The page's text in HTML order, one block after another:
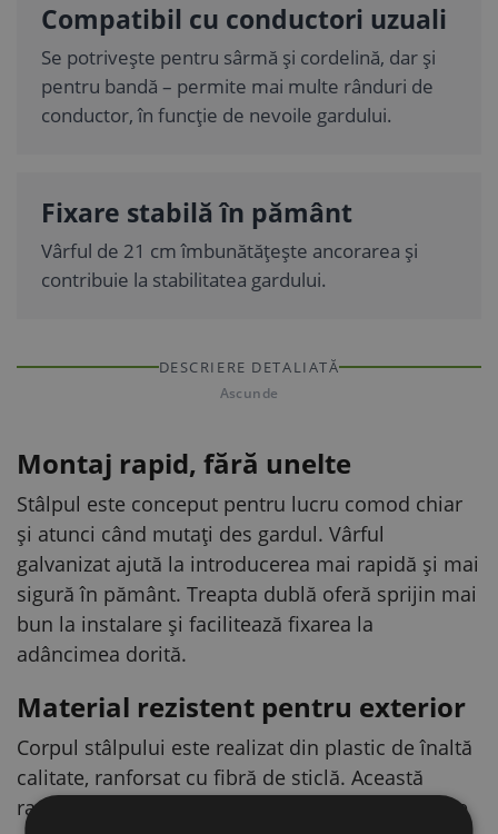
Compatibil cu conductori uzuali
Se potrivește pentru sârmă și cordelină, dar și
pentru bandă – permite mai multe rânduri de
conductor, în funcție de nevoile gardului.
Fixare stabilă în pământ
Vârful de 21 cm îmbunătățește ancorarea și
contribuie la stabilitatea gardului.
DESCRIERE DETALIATĂ
Ascunde
Montaj rapid, fără unelte
Stâlpul este conceput pentru lucru comod chiar
și atunci când mutați des gardul. Vârful
galvanizat ajută la introducerea mai rapidă și mai
sigură în pământ. Treapta dublă oferă sprijin mai
bun la instalare și facilitează fixarea la
adâncimea dorită.
Material rezistent pentru exterior
Corpul stâlpului este realizat din plastic de înaltă
calitate, ranforsat cu fibră de sticlă. Această
ranforsare crește rezistența la fisurare și susține